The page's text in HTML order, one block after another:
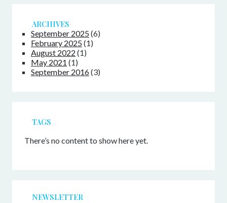
ARCHIVES
September 2025(6)
February 2025(1)
August 2022 (1)
May 2021 (1)
September 2016(3)
TAGS
There’s no content to show here yet.
NEWSLETTER